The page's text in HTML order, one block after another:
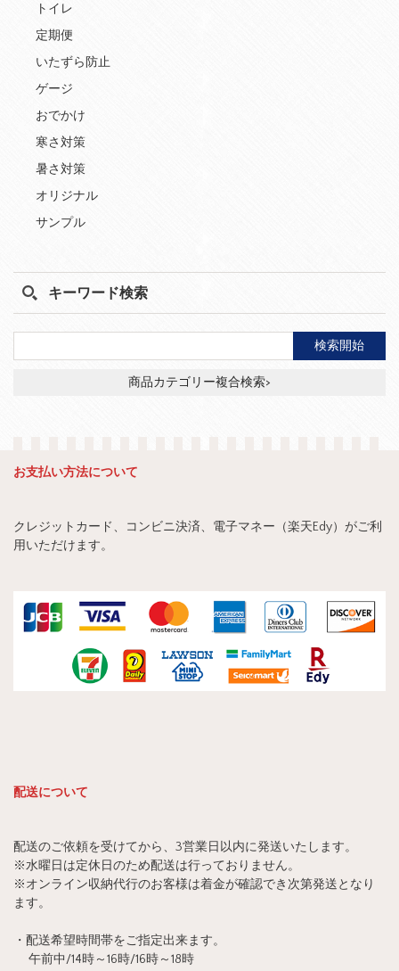
トイレ
定期便
いたずら防止
ゲージ
おでかけ
寒さ対策
暑さ対策
オリジナル
サンプル
キーワード検索
商品カテゴリー複合検索>
お支払い方法について
クレジットカード、コンビニ決済、電子マネー（楽天Edy）がご利
用いただけます。
配送について
配送のご依頼を受けてから、3営業日以内に発送いたします。
※水曜日は定休日のため配送は行っておりません。
※オンライン収納代行のお客様は着金が確認でき次第発送となり
ます。
・配送希望時間帯をご指定出来ます。
午前中/14時～16時/16時～18時